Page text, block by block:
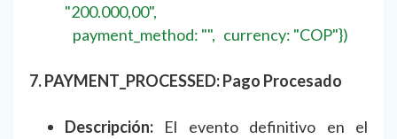
"200.000,00",
payment_method: "", currency: "COP"})
7. PAYMENT_PROCESSED: Pago Procesado
Descripción: El evento definitivo en el